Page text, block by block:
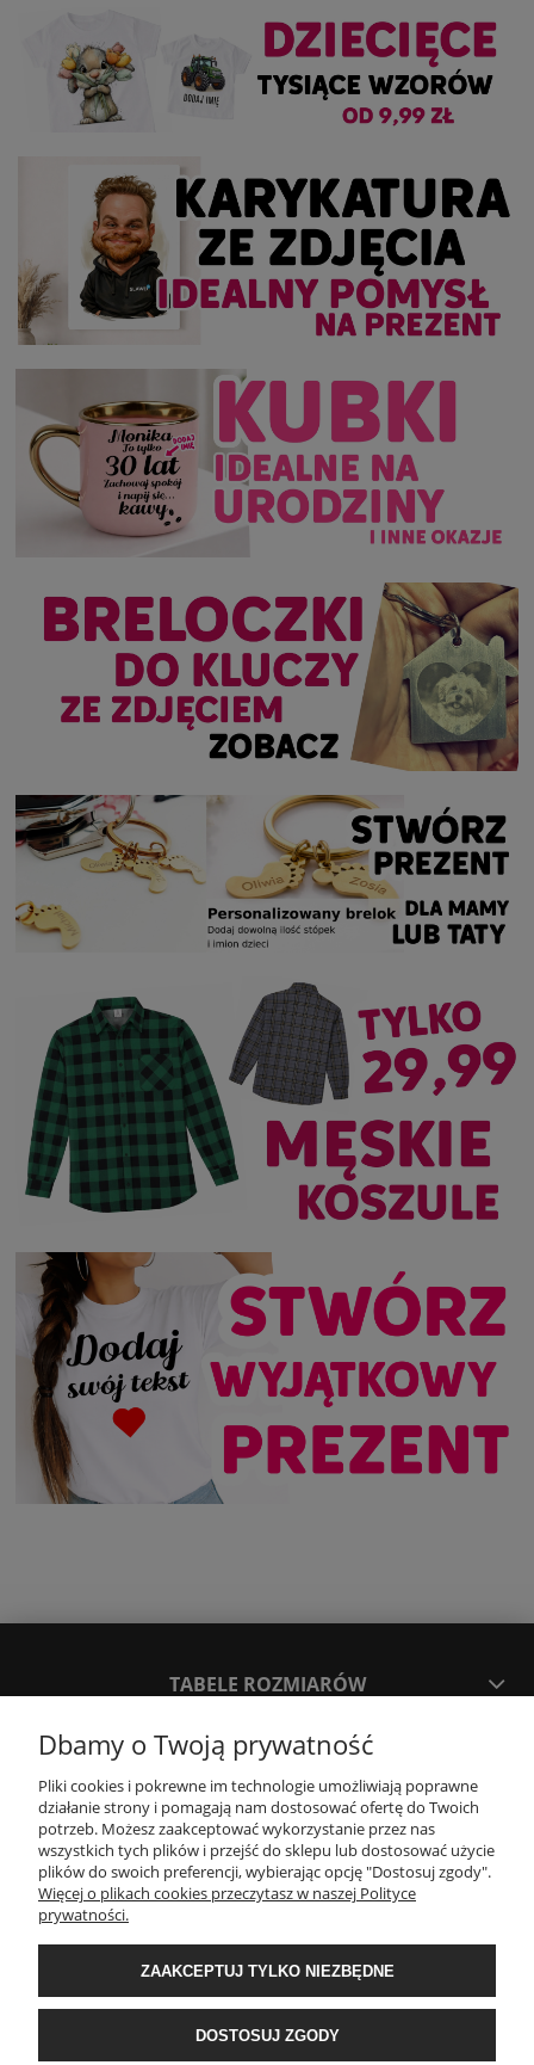
TABELE ROZMIARÓW
SPOSOBY PŁATNOŚCI ORAZ CZAS I KOSZTY DOSTAWY
DOSTAWY
KONTAKT
WYMIANA / ZWROTY / REKLAMACJE
REGULAMINY
Dbamy o Twoją prywatność
Pliki cookies i pokrewne im technologie umożliwiają poprawne
działanie strony i pomagają nam dostosować ofertę do Twoich
potrzeb. Możesz zaakceptować wykorzystanie przez nas
wszystkich tych plików i przejść do sklepu lub dostosować użycie
plików do swoich preferencji, wybierając opcję "Dostosuj zgody".
Więcej o plikach cookies przeczytasz w naszej Polityce
prywatności.
ZAAKCEPTUJ TYLKO NIEZBĘDNE
DOSTOSUJ ZGODY